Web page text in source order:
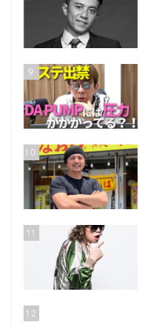
9
10
11
12